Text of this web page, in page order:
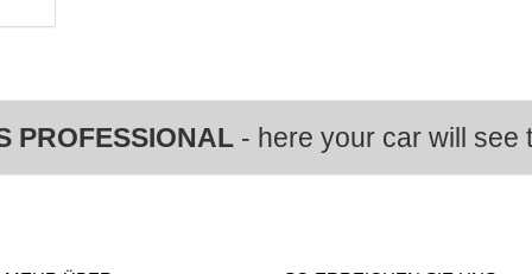
PROFESSIONAL- here your car will see